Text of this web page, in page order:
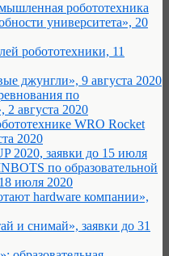
робототехника
университета», 20
робототехники, 11
джунгли», 9 августа 2020
по
августа 2020
WRO Rocket
2020
2020, заявки до 15 июля
по образовательной
июля 2020
hardware компании»,
и снимай», заявки до 31